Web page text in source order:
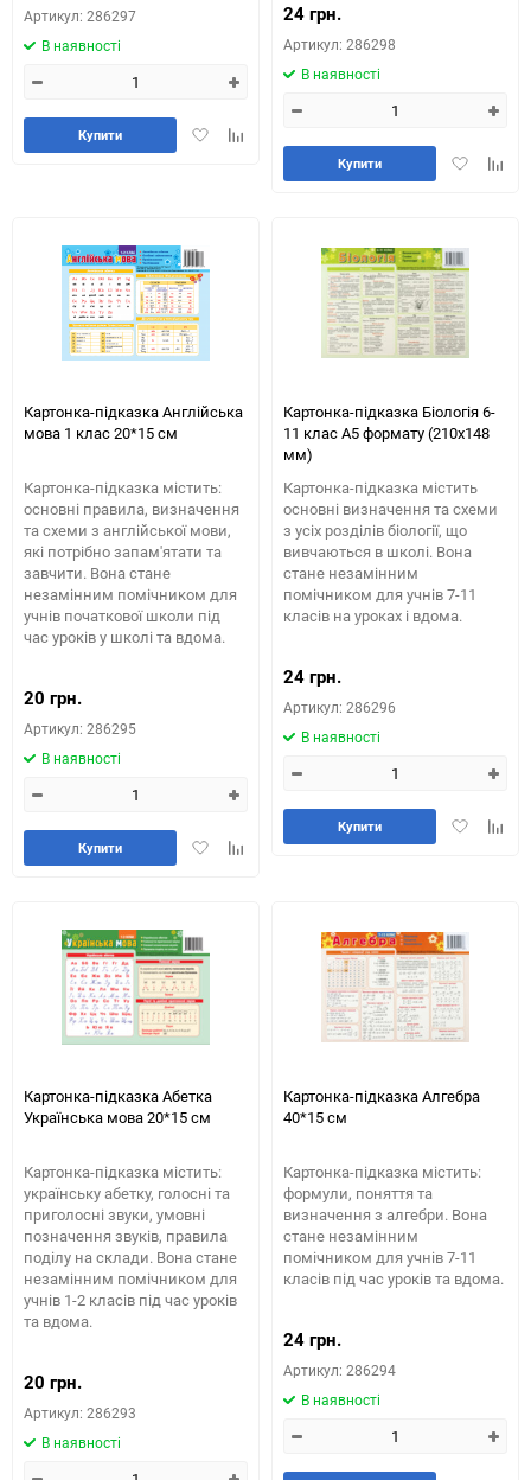
Артикул: 286297
В наявності
ДодатиДодайте
Купити
24 грн.
Артикул: 286298
В наявності
Додати
Купити
Картонка-підказка Англійська
мова 1 клас 20*15 см
Картонка-підказка містить:
основні правила, визначення
та схеми з англійської мови,
які потрібно запам'ятати та
завчити. Вона стане
незамінним помічником для
учнів початкової школи під
час уроків у школі та вдома.
20 грн.
Артикул: 286295
В наявності
ДодатиДодайте
Купити
Картонка-підказка Біологія 6-
11 клас А5 формату (210х148
мм)
Картонка-підказка містить
основні визначення та схеми
з усіх розділів біології, що
вивчаються в школі. Вона
стане незамінним
помічником для учнів 7-11
класів на уроках і вдома.
24 грн.
Артикул: 286296
В наявності
Додати
Купити
Картонка-підказка Абетка
Українська мова 20*15 см
Картонка-підказка містить:
українську абетку, голосні та
приголосні звуки, умовні
позначення звуків, правила
поділу на склади. Вона стане
незамінним помічником для
учнів 1-2 класів під час уроків
та вдома.
20 грн.
Артикул: 286293
В наявності
Картонка-підказка Алгебра
40*15 см
Картонка-підказка містить:
формули, поняття та
визначення з алгебри. Вона
стане незамінним
помічником для учнів 7-11
класів під час уроків та вдома.
24 грн.
Артикул: 286294
В наявності